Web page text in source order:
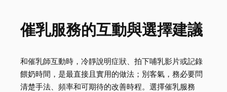
催乳服務的互動與選擇建議
和催乳師互動時，冷靜說明症狀、拍下哺乳影片或記錄
餵奶時間，是最直接且實用的做法；別客氣，務必要問
清楚手法、頻率和可期待的改善時程。選擇催乳服務